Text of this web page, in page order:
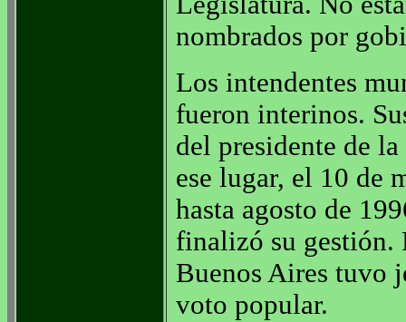
nombrados por
Los intendentes
fueron interinos.
del presidente de
ese lugar, el 10 de
hasta agosto de
finalizó su gestión.
Buenos Aires tuvo
voto popular.